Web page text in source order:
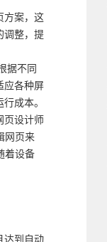
方案，这
调整，提
据不同
应各种屏
成本。
页设计师
网页来
着设备
达到自动